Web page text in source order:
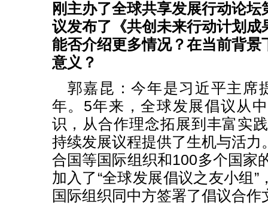
刚主办了全球共享发展行动论
议发布了《共创未来行动计划成
能否介绍更多情况？在当前背景
意义？
郭嘉昆：今年是习近平主席
年。5年来，全球发展倡议从
识，从合作理念拓展到丰富实
持续发展议程提供了生机与活力
合国等国际组织和100多个国家
加入了“全球发展倡议之友小组
国际组织同中方签署了倡议合